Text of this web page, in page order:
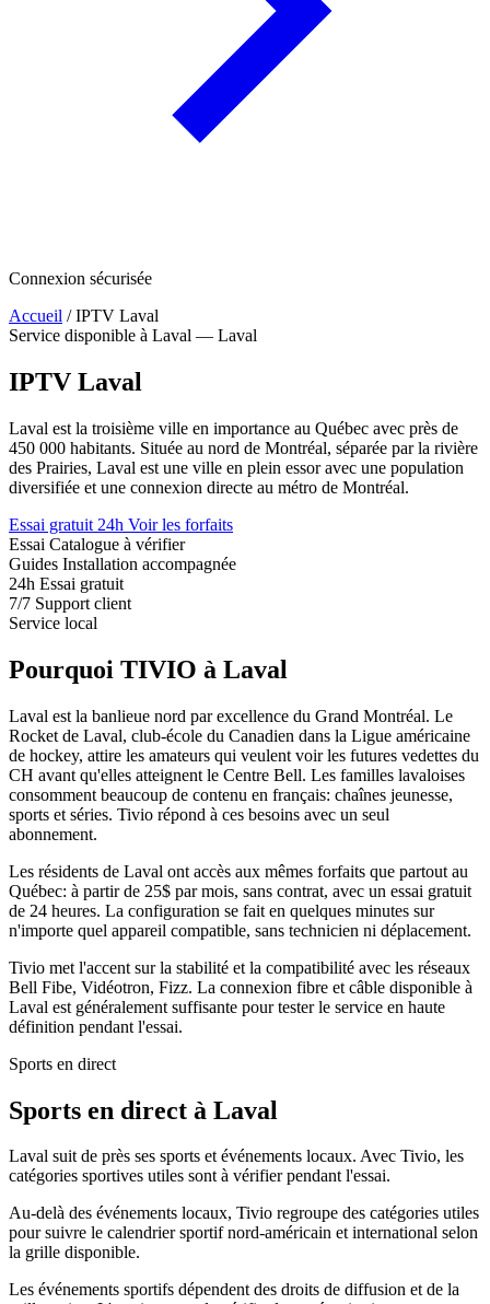
Connexion sécurisée
Accueil / IPTV Laval
Service disponible à Laval — Laval
IPTV Laval
Laval est la troisième ville en importance au Québec avec près de
450 000 habitants. Située au nord de Montréal, séparée par la rivière
des Prairies, Laval est une ville en plein essor avec une population
diversifiée et une connexion directe au métro de Montréal.
Essai gratuit 24h Voir les forfaits
Essai Catalogue à vérifier
Guides Installation accompagnée
24h Essai gratuit
7/7 Support client
Service local
Pourquoi TIVIO à Laval
Laval est la banlieue nord par excellence du Grand Montréal. Le
Rocket de Laval, club-école du Canadien dans la Ligue américaine
de hockey, attire les amateurs qui veulent voir les futures vedettes du
CH avant qu'elles atteignent le Centre Bell. Les familles lavaloises
consomment beaucoup de contenu en français: chaînes jeunesse,
sports et séries. Tivio répond à ces besoins avec un seul
abonnement.
Les résidents de Laval ont accès aux mêmes forfaits que partout au
Québec: à partir de 25$ par mois, sans contrat, avec un essai gratuit
de 24 heures. La configuration se fait en quelques minutes sur
n'importe quel appareil compatible, sans technicien ni déplacement.
Tivio met l'accent sur la stabilité et la compatibilité avec les réseaux
Bell Fibe, Vidéotron, Fizz. La connexion fibre et câble disponible à
Laval est généralement suffisante pour tester le service en haute
définition pendant l'essai.
Sports en direct
Sports en direct à Laval
Laval suit de près ses sports et événements locaux. Avec Tivio, les
catégories sportives utiles sont à vérifier pendant l'essai.
Au-delà des événements locaux, Tivio regroupe des catégories utiles
pour suivre le calendrier sportif nord-américain et international selon
la grille disponible.
Les événements sportifs dépendent des droits de diffusion et de la